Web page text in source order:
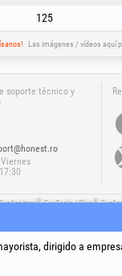
125
Las imágenes / vídeos aquí
soporte técnico y
®, EvoTools +Plus®,
dirigido a